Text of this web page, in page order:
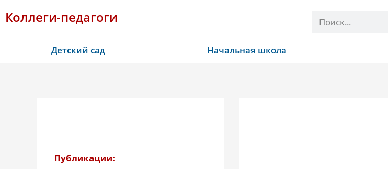
Коллеги-педагоги Поиск
Детский сад Начальная школа
Публикации: